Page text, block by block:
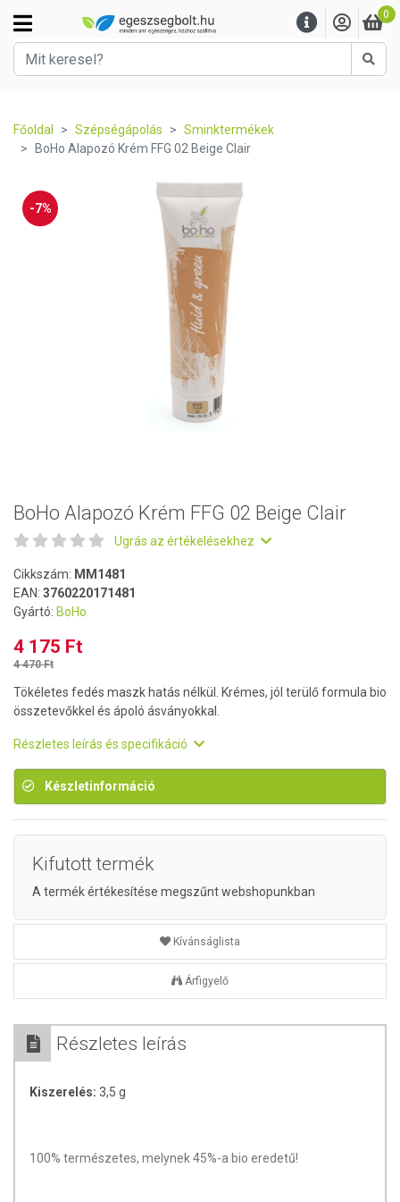
0
Főoldal Szépségápolás
Sminktermékek
BoHo Alapozó Krém FFG 02 Beige Clair
-7%
BoHo Alapozó Krém FFG 02 Beige Clair
Ugrás az értékelésekhez
Cikkszám: MM1481
EAN: 3760220171481
Gyártó: BoHo
4 175 Ft
4 470 Ft
Tökéletes fedés maszk hatás nélkül. Krémes, jól terülő formula bio
összetevőkkel és ápoló ásványokkal.
Részletes leírás és specifikáció
Készletinformáció
Kifutott termék
A termék értékesítése megszűnt webshopunkban
Kívánságlista
Árfigyelő
Részletes leírás
Kiszerelés: 3,5 g
100% természetes, melynek 45%-a bio eredetű!